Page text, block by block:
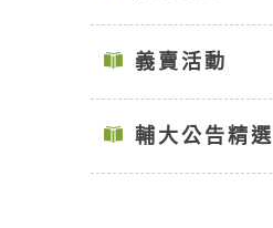
義賣活動
輔大公告精選